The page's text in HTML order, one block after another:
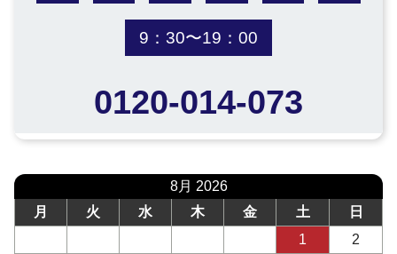
9：30〜19：00
0120-014-073
8月 2026
月
火 水 木 金 土
日
1
2